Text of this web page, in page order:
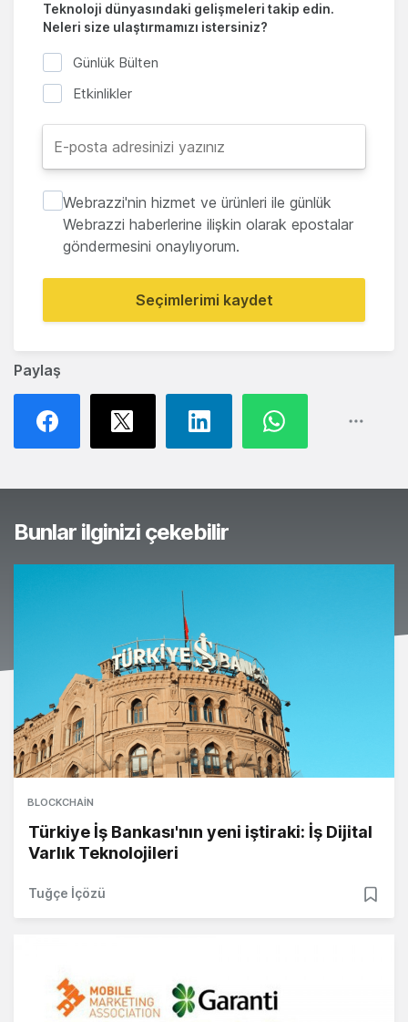
Paylaş
Teknoloji dünyasındaki gelişmeleri takip edin.
Neleri size ulaştırmamızı istersiniz?
Günlük Bülten
Etkinlikler
Webrazzi'nin hizmet ve ürünleri ile günlük
Webrazzi haberlerine ilişkin olarak epostalar
göndermesini onaylıyorum.
Seçimlerimi kaydet
Bunlar ilginizi çekebilir
BLOCKCHAIN
Türkiye İş Bankası'nın yeni iştiraki: İş Dijital
Varlık Teknolojileri
Tuğçe İçözü